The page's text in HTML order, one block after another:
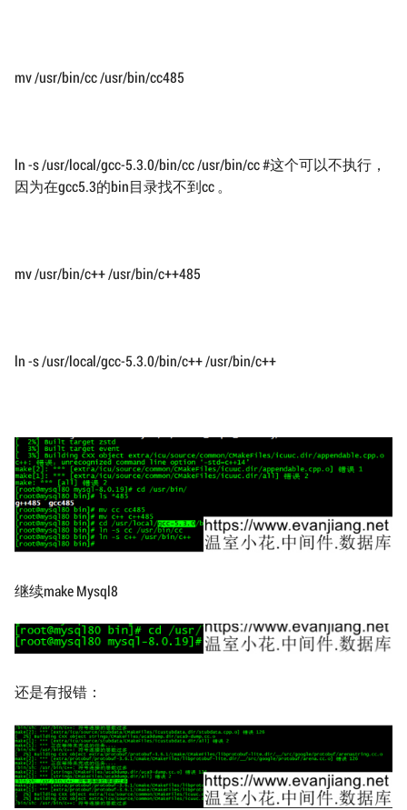
mv /usr/bin/cc /usr/bin/cc485
ln -s /usr/local/gcc-5.3.0/bin/cc /usr/bin/cc #这个可以不执行，
因为在gcc5.3的bin目录找不到cc 。
mv /usr/bin/c++ /usr/bin/c++485
ln -s /usr/local/gcc-5.3.0/bin/c++ /usr/bin/c++
继续make Mysql8
还是有报错：